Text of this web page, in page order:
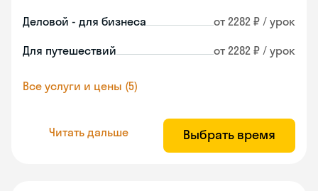
Деловой - для бизнеса от 2282 ₽ / урок
Для путешествий от 2282 ₽ / урок
Все услуги и цены (5)
Читать дальше Выбрать время